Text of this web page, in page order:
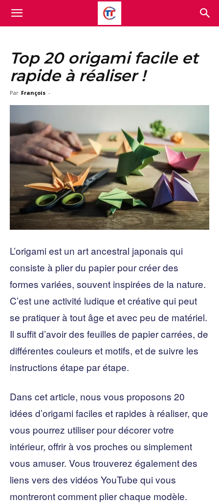
Top 20 origami facile et
rapide à réaliser !
Par François -
L’origami est un art ancestral japonais qui
consiste à plier du papier pour créer des
formes variées, souvent inspirées de la nature.
C’est une activité ludique et créative qui peut
se pratiquer à tout âge et avec peu de matériel.
Il suffit d’avoir des feuilles de papier carrées, de
différentes couleurs et motifs, et de suivre les
instructions étape par étape.
Dans cet article, nous vous proposons 20
idées d’origami faciles et rapides à réaliser, que
vous pourrez utiliser pour décorer votre
intérieur, offrir à vos proches ou simplement
vous amuser. Vous trouverez également des
liens vers des vidéos YouTube qui vous
montreront comment plier chaque modèle.